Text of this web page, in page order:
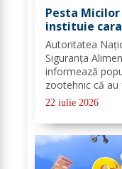
Pesta Micilor
instituie
pentru ovine
Autoritatea
Siguranța
informează
zootehnic că
urgență pe
emisă de
22 iulie 2026